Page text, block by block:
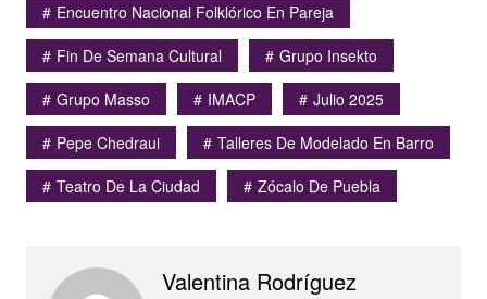
Encuentro Nacional Folklórico En Pareja
Fin De Semana Cultural
Grupo Insekto
Grupo Masso
IMACP
Julio 2025
Pepe Chedraui
Talleres De Modelado En Barro
Teatro De La Ciudad
Zócalo De Puebla
Valentina Rodríguez